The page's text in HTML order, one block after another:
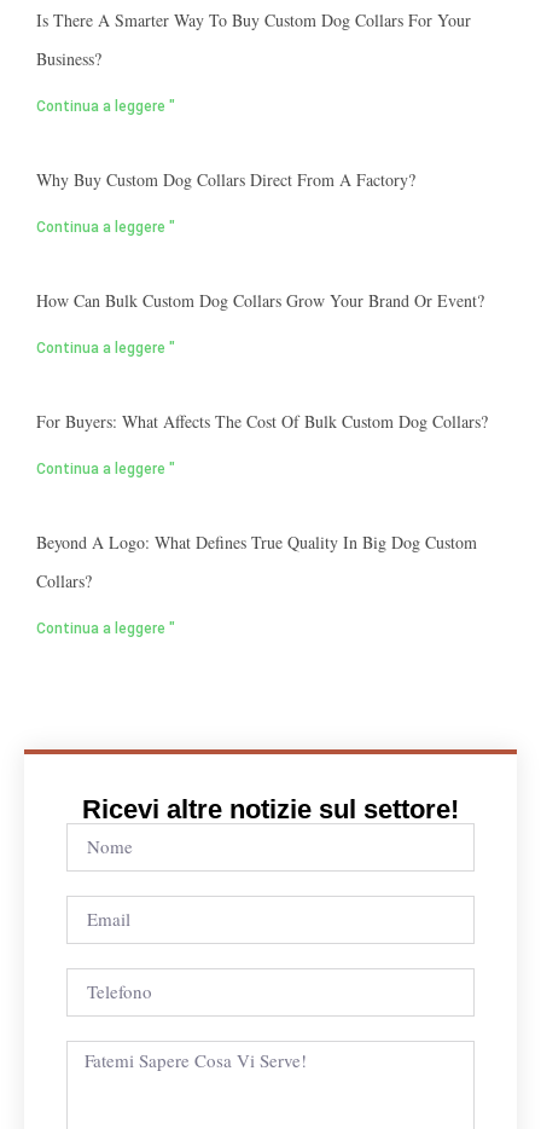
Is There A Smarter Way To Buy Custom Dog Collars For Your
Business?
Continua a leggere "
Why Buy Custom Dog Collars Direct From A Factory?
Continua a leggere "
How Can Bulk Custom Dog Collars Grow Your Brand Or Event?
Continua a leggere "
For Buyers: What Affects The Cost Of Bulk Custom Dog Collars?
Continua a leggere "
Beyond A Logo: What Defines True Quality In Big Dog Custom
Collars?
Continua a leggere "
Ricevi altre notizie sul settore!